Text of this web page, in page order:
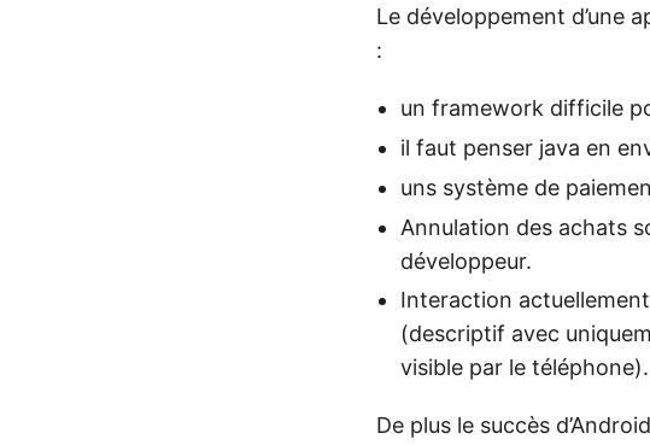
Le développement d’une
:
un framework difficile
il faut penser java en
uns système de
Annulation des achats
développeur.
Interaction
(descriptif avec
visible par le téléphone).
De plus le succès